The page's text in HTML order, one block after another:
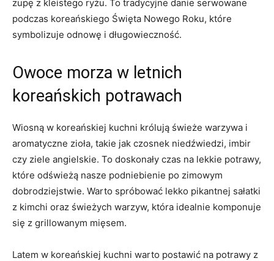
zupę‍ z kleistego ryżu. To ⁢tradycyjne ‌danie serwowane
⁣podczas koreańskiego⁣ Święta Nowego Roku, które
symbolizuje odnowę⁣ i długowieczność.
Owoce morza w letnich
koreańskich potrawach
Wiosną‍ w koreańskiej kuchni królują ⁣świeże warzywa⁣ i
aromatyczne zioła,⁤ takie jak czosnek niedźwiedzi, ​imbir
czy ziele⁤ angielskie. To⁤ doskonały‌ czas na lekkie ​potrawy,
⁤które odświeżą⁣ nasze ⁢podniebienie po ‌zimowym
dobrodziejstwie. Warto spróbować lekko pikantnej sałatki
z kimchi⁤ oraz świeżych ⁤warzyw, która idealnie​ komponuje
się z grillowanym mięsem.
Latem w koreańskiej‌ kuchni warto postawić⁤ na potrawy‌ z